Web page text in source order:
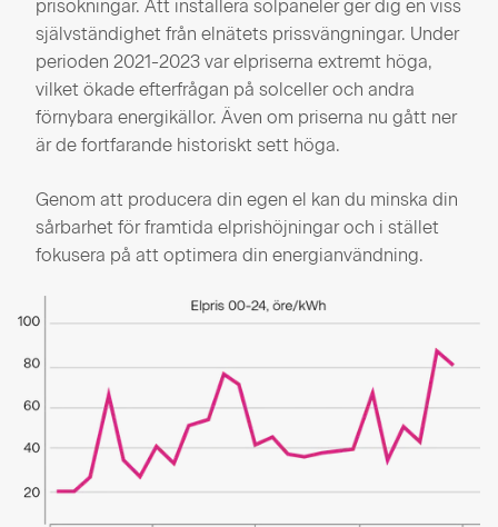
prisökningar. Att installera solpaneler ger dig en viss
självständighet från elnätets prissvängningar. Under
perioden 2021-2023 var elpriserna extremt höga,
vilket ökade efterfrågan på solceller och andra
förnybara energikällor. Även om priserna nu gått ner
är de fortfarande historiskt sett höga.
Genom att producera din egen el kan du minska din
sårbarhet för framtida elprishöjningar och i stället
fokusera på att optimera din energianvändning.